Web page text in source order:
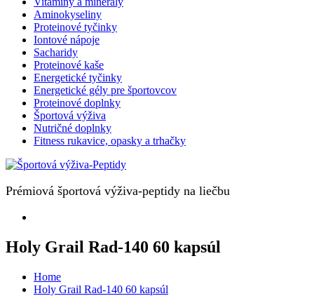
Aminokyseliny
Proteinové tyčinky
Iontové nápoje
Sacharidy
Proteinové kaše
Energetické tyčinky
Energetické gély pre športovcov
Proteinové doplnky
Športová výživa
Nutričné doplnky
Fitness rukavice, opasky a trhačky
Prémiová športová výživa-peptidy na liečbu
Holy Grail Rad-140 60 kapsúl
Home
Holy Grail Rad-140 60 kapsúl